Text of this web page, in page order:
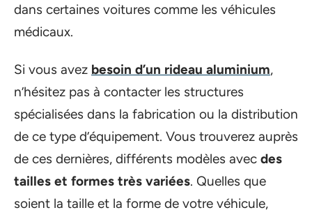
dans certaines voitures comme les véhicules
médicaux.
Si vous avez besoin d’un rideau aluminium,
n’hésitez pas à contacter les structures
spécialisées dans la fabrication ou la distribution
de ce type d’équipement. Vous trouverez auprès
de ces dernières, différents modèles avec des
tailles et formes très variées. Quelles que
soient la taille et la forme de votre véhicule,